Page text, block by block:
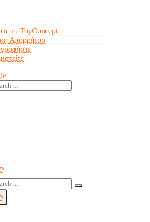
το TopConcept
Απορρήτου